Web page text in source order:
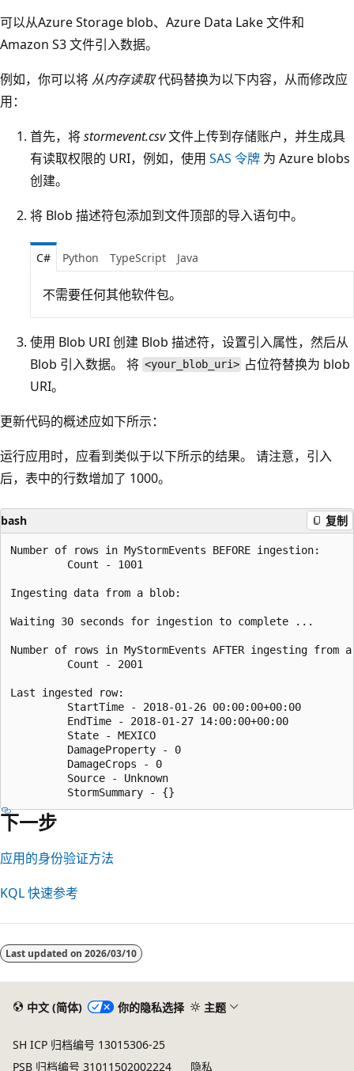
可以从Azure Storage blob、Azure Data Lake 文件和
Amazon S3 文件引入数据。
例如，你可以将 从内存读取代码替换为以下内容，从而修改应
用：
首先，将stormevent.csv文件上传到存储账户，并生成具
有读取权限的 URI，例如，使用 SAS 令牌 为 Azure blobs
创建。
将 Blob 描述符包添加到文件顶部的导入语句中。
C# Python TypeScript Java
不需要任何其他软件包。
使用 Blob URI 创建 Blob 描述符，设置引入属性，然后从
Blob 引入数据。 将 <your_blob_uri> 占位符替换为 blob
URI。
更新代码的概述应如下所示：
运行应用时，应看到类似于以下所示的结果。 请注意，引入
后，表中的行数增加了 1000。
bash 复制
Number of rows in MyStormEvents BEFORE ingestion:
         Count - 1001
Ingesting data from a blob:
Waiting 30 seconds for ingestion to complete ...
Number of rows in MyStormEvents AFTER ingesting from
         Count - 2001
Last ingested row:
         StartTime - 2018-01-26 00:00:00+00:00
         EndTime - 2018-01-27 14:00:00+00:00
         State - MEXICO
         DamageProperty - 0
         DamageCrops - 0
         Source - Unknown
下一步
应用的身份验证方法
KQL 快速参考
Last updated on 2026/03/10
中文 (简体) 你的隐私选择 主题
SH ICP 归档编号 13015306-25
PSB 归档编号 31011502002224
隐私